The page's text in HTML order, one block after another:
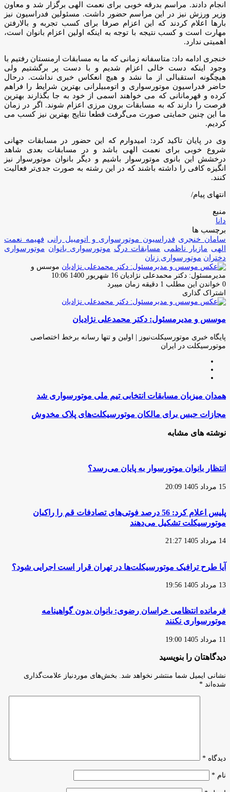
انجام دادند. مراسم بدرقه خوبی برای نعمت الهی برگزار شد و معاون
وزیر ورزش نیز در این مراسم حضور داشت. مسئولین فدراسیون نیز
بارها اعلام کردند که این اعزام صرفا برای کسب تجربه و بالارفتن
مهارت است و کسب نتیجه با توجه به اینکه اولین اعزام بانوان است،
اهمیتی ندارد.
خنجری ادامه داد: متاسفانه زمانی که ما به مسابقات ارمنستان رفتیم با
وجود اینکه دست خالی اعزام شدیم و با دست پر برگشتیم ولی
هیچگونه استقبالی از ما نشد و هیچ انعکاس خبری نداشت. درحال
حاضر فدراسیون موتورسواری و اتومبیلرانی بهترین شرایط را فراهم
کرده و قهرمانانی که می خواهند اسمی از خود به جا بگذارند بهترین
فرصت را دارند که به مسابقات برون مرزی اعزام شوند. اگر در زمان
ما این چنین حمایتی صورت می‌گرفت قطعا نتایج بهترین نیز کسب می
کردیم.
وی در پایان تاکید کرد: امیدوارم که این حضور در مسابقات جهانی
شروع خوبی برای نعمت الهی باشد و در مسابقات بعدی شاهد
درخشش این بانوی موتورسوار باشیم و دیگر بانوان موتورسوار نیز
انگیزه کافی را داشته باشند که در این رشته به صورت جدی‌تر فعالیت
کنند.
انتهای پیام/
منبع
دانا
برچسب ها
سامان خنجری فدراسیون موتورسوارى و اتومبیل رانى فهیمه نعمت
الهی مازیار ناظمی مسابقات درگ موتورسواری بانوان موتورسواری
دختران موتورسواری زنان
موسس و
مدیرمسئول: دکتر محمدعلی نژادیان ارسال
ایمیل
16 شهریور 1400 10:06
0 خواندن این مطلب 1 دقیقه زمان میبرد
اشتراک گذاری
فیس
توئیتر
لینکدین
واتس
تلگرام
اشتراک
از
ایمیل
چاپ
موسس و مدیرمسئول: دکتر محمدعلی نژادیان
پایگاه خبری موتورسیکلت‌نیوز | اولین و تنها رسانه برخط اختصاصی
موتورسیکلت در ایران
همدان
مسابقات
انتخابی
تیم
ملی
همدان میزبان مسابقات انتخابی تیم ملی موتورسواری شد
مجازات
برای
مالکان
مخدوش
مجازات حبس برای مالکان موتورسیکلت‌های پلاک مخدوش
نوشته های مشابه
انتظار بانوان موتورسوار به پایان می‌رسد؟
15 مرداد 1405 20:09
پلیس اعلام کرد: 56 درصد فوتی‌های تصادفات قم را راکبان
موتورسیکلت تشکیل می‌دهند
14 مرداد 1405 21:27
آیا طرح ترافیک موتورسیکلت‌ها در تهران قرار است اجرایی شود؟
13 مرداد 1405 19:56
فرمانده انتظامی خراسان رضوی: بانوان بدون گواهینامه
موتورسواری نکنند
11 مرداد 1405 19:00
دیدگاهتان را بنویسید
نشانی ایمیل شما منتشر نخواهد شد.
بخش‌های موردنیاز علامت‌گذاری
شده‌اند *
دیدگاه *
نام *